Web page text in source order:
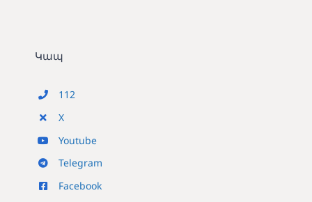
Կապ
112
X
Youtube
Telegram
Facebook